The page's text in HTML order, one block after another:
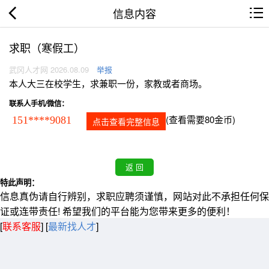
信息内容
求职（寒假工）
武冈人才网 2026.08.09 举报
本人大三在校学生，求兼职一份，家教或者商场。
联系人手机/微信：
151****9081 点击查看完整信息 (查看需要80金币)
特此声明：
信息真伪请自行辨别，求职应聘须谨慎，网站对此不承担任何保
证或连带责任! 希望我们的平台能为您带来更多的便利！
[联系客服] [最新找人才]